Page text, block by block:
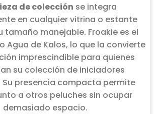
de colección se integra
en cualquier vitrina o estante
tamaño manejable. Froakie es el
Agua de Kalos, lo que la convierte
imprescindible para quienes
su colección de iniciadores
Su presencia compacta permite
a otros peluches sin ocupar
demasiado espacio.